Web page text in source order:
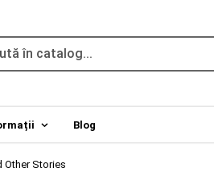
Blog
Other Stories